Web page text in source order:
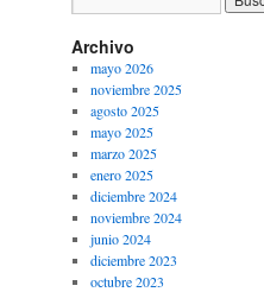
Archivo
mayo 2026
noviembre 2025
agosto 2025
mayo 2025
marzo 2025
enero 2025
diciembre 2024
noviembre 2024
junio 2024
diciembre 2023
octubre 2023